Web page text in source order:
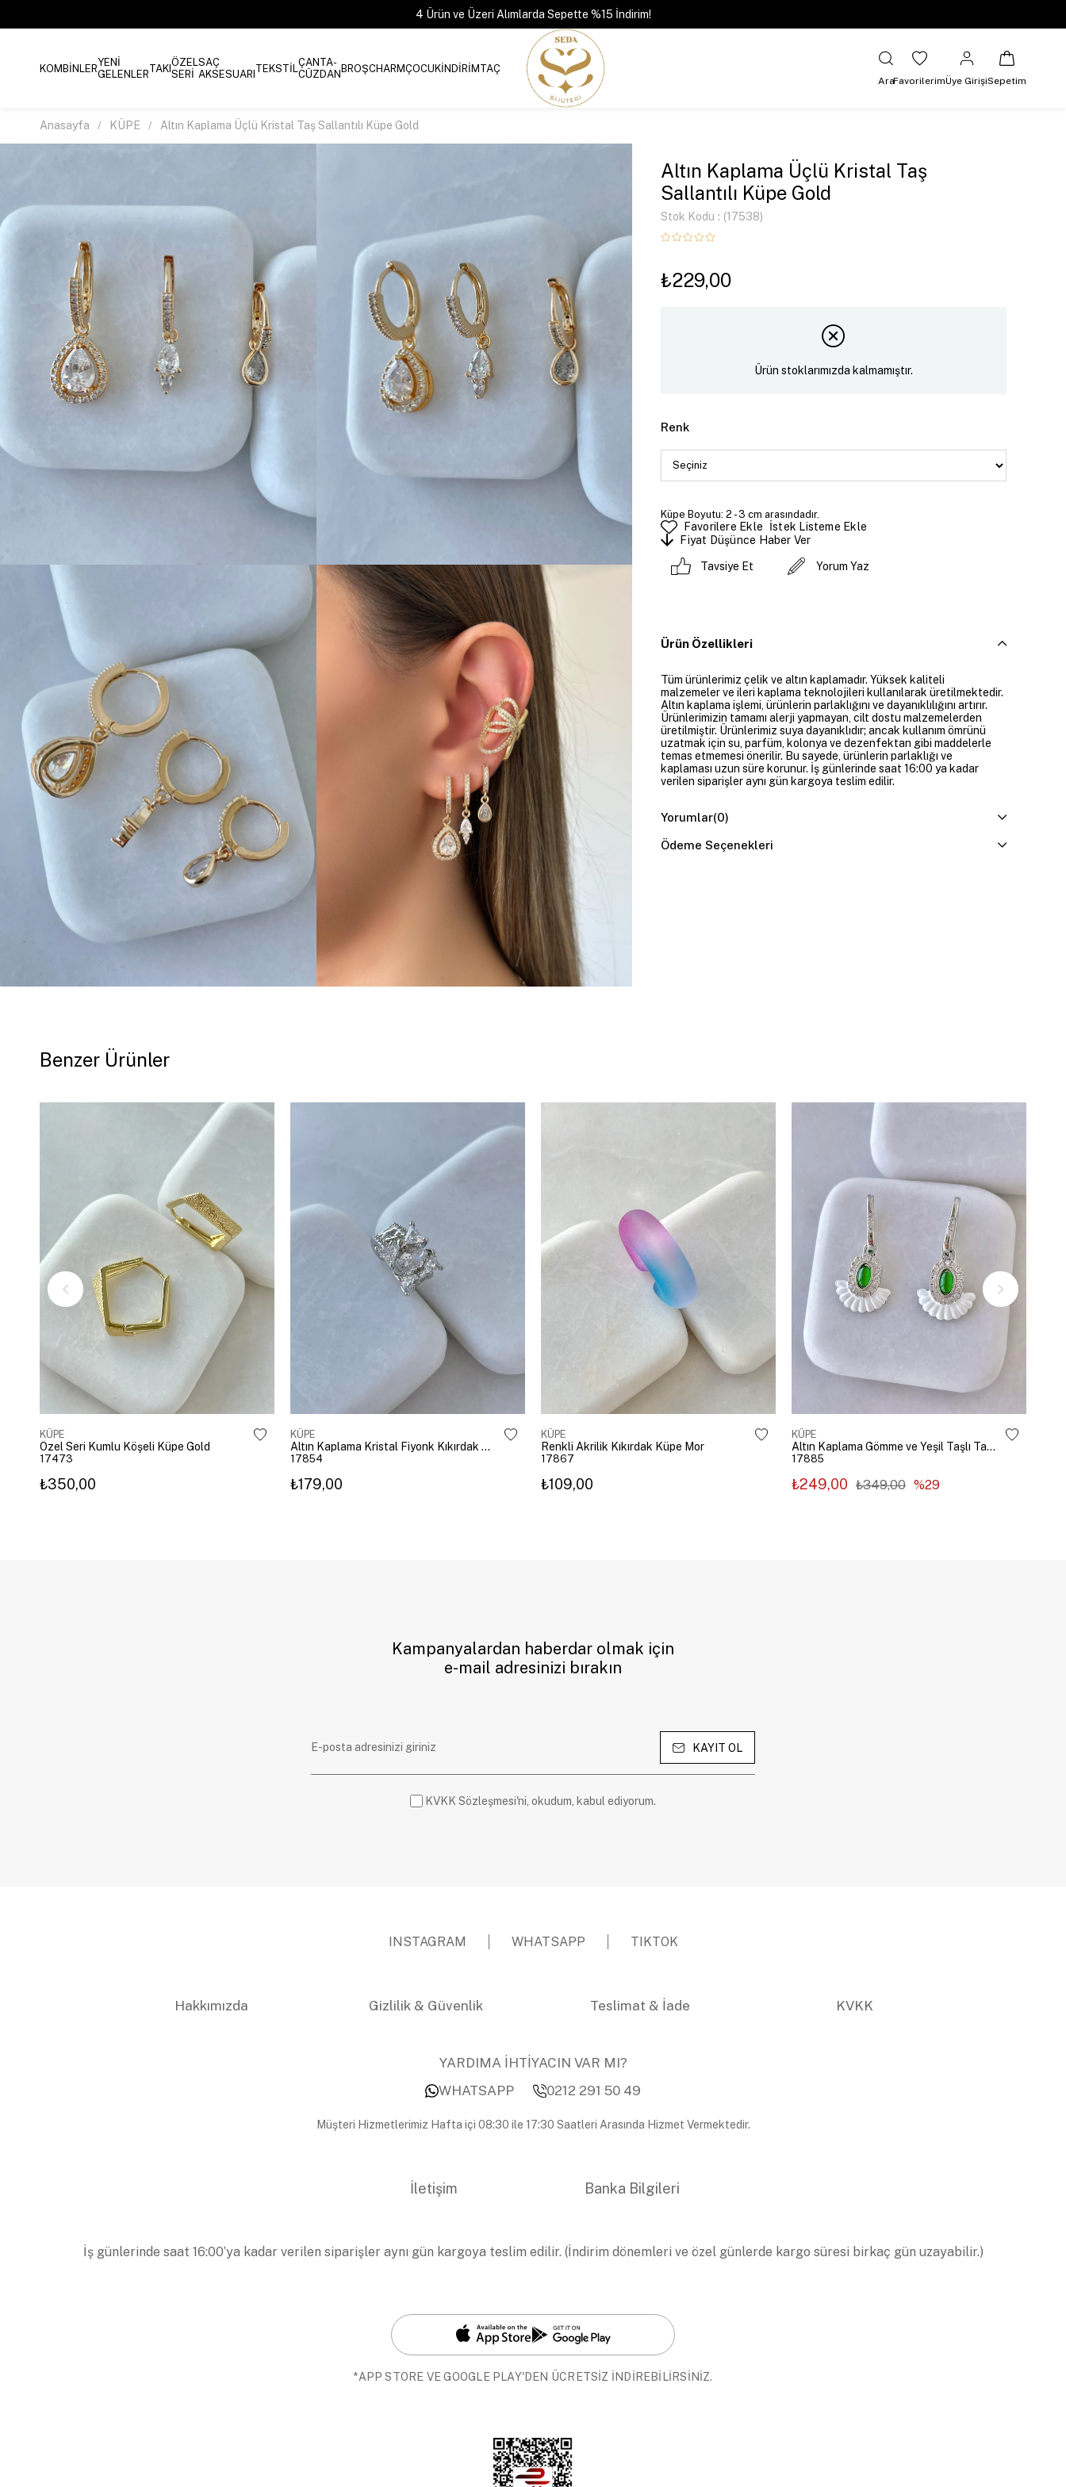
4 Ürün ve Üzeri Alımlarda Sepette %15 İndirim!
KOMBİNLERYENİ
GELENLERTAKIÖZEL
SERİ
SAÇ
AKSESUARI TEKSTİLÇANTA-
CÜZDANBROŞCHARMÇOCUKİNDİRİMTAÇ
AraFavorilerimÜye GirişiSepetim
Anasayfa KÜPE Altın Kaplama Üçlü Kristal Taş Sallantılı Küpe Gold
Altın Kaplama Üçlü Kristal Taş
Sallantılı Küpe Gold
Stok Kodu (17538)
₺229,00
Ürün stoklarımızda kalmamıştır.
Renk
Küpe Boyutu: 2 - 3 cm arasındadır.
Favorilere Ekle
İstek Listeme Ekle
Fiyat Düşünce Haber Ver
Tavsiye Et Yorum Yaz
Ürün Özellikleri
Tüm ürünlerimiz çelik ve altın kaplamadır. Yüksek kaliteli
malzemeler ve ileri kaplama teknolojileri kullanılarak üretilmektedir.
Altın kaplama işlemi, ürünlerin parlaklığını ve dayanıklılığını artırır.
Ürünlerimizin tamamı alerji yapmayan, cilt dostu malzemelerden
üretilmiştir. Ürünlerimiz suya dayanıklıdır; ancak kullanım ömrünü
uzatmak için su, parfüm, kolonya ve dezenfektan gibi maddelerle
temas etmemesi önerilir. Bu sayede, ürünlerin parlaklığı ve
kaplaması uzun süre korunur. İş günlerinde saat 16:00 ya kadar
verilen siparişler aynı gün kargoya teslim edilir.
Yorumlar(0)
Ödeme Seçenekleri
Benzer Ürünler
KÜPE
Özel Seri Kumlu Köşeli Küpe Gold
17473
₺350,00
KÜPE
Altın Kaplama Kristal Fiyonk Kıkırdak Küpe Gümüş
17854
₺179,00
KÜPE
Renkli Akrilik Kıkırdak Küpe Mor
17867
₺109,00
KÜPE
Altın Kaplama Gömme ve Yeşil Taşlı Tasarım Küpe Gümüş
17885
₺249,00 ₺349,00 %29
Kampanyalardan haberdar olmak için
e-mail adresinizi bırakın
KAYIT OL
KVKK Sözleşmesi'ni, okudum, kabul ediyorum.
INSTAGRAM WHATSAPP TIKTOK
Hakkımızda Gizlilik & Güvenlik Teslimat & İade KVKK
YARDIMA İHTİYACIN VAR MI?
WHATSAPP
0212 291 50 49
Müşteri Hizmetlerimiz Hafta içi 08:30 ile 17:30 Saatleri Arasında Hizmet Vermektedir.
İletişim Banka Bilgileri
İş günlerinde saat 16:00’ya kadar verilen siparişler aynı gün kargoya teslim edilir. (İndirim dönemleri ve özel günlerde kargo süresi birkaç gün uzayabilir.)
*APP STORE VE GOOGLE PLAY'DEN ÜCRETSİZ İNDİREBİLİRSİNİZ.